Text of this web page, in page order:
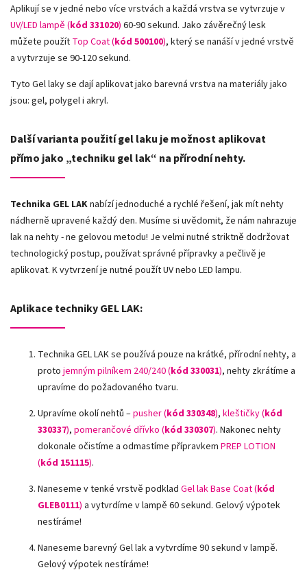
Aplikují se v jedné nebo více vrstvách a každá vrstva se vytvrzuje v
UV/LED lampě (kód 331020) 60-90 sekund. Jako závěrečný lesk
můžete použít Top Coat (kód 500100), který se nanáší v jedné vrstvě
a vytvrzuje se 90-120 sekund.
Tyto Gel laky se dají aplikovat jako barevná vrstva na materiály jako
jsou: gel, polygel i akryl.
Další varianta použití gel laku je možnost aplikovat
přímo jako „techniku gel lak“ na přírodní nehty.
Technika GEL LAKnabízí jednoduché a rychlé řešení, jak mít nehty
nádherně upravené každý den. Musíme si uvědomit, že nám nahrazuje
lak na nehty - ne gelovou metodu! Je velmi nutné striktně dodržovat
technologický postup, používat správné přípravky a pečlivě je
aplikovat. K vytvrzení je nutné použít UV nebo LED lampu.
Aplikace techniky GEL LAK:
Technika GEL LAK se používá pouze na krátké, přírodní nehty, a
proto jemným pilníkem 240/240 (kód 330031), nehty zkrátíme a
upravíme do požadovaného tvaru.
Upravíme okolí nehtů –pusher (kód 330348), kleštičky (kód
330337), pomerančové dřívko (kód 330307). Nakonec nehty
dokonale očistíme a odmastíme přípravkem PREP LOTION
(kód 151115).
Naneseme v tenké vrstvě podklad Gel lak Base Coat (kód
GLEB0111) a vytvrdíme v lampě 60 sekund. Gelový výpotek
nestíráme!
Naneseme barevný Gel lak a vytvrdíme 90 sekund v lampě.
Gelový výpotek nestíráme!